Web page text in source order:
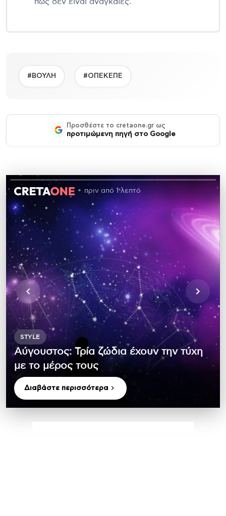
#ΒΟΥΛΗ #ΟΠΕΚΕΠΕ
Προσθέστε το cretaone.gr ως
προτιμώμενη πηγή στο Google
πριν από 1 λεπτό
STYLE
Αύγουστος: Τρία ζώδια έχουν την τύχη
με το μέρος τους
Διαβάστε περισσότερα